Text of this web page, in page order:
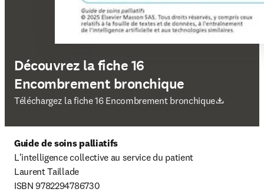
Découvrez la fiche 16
Encombrement bronchique
Téléchargez la fiche 16 Encombrement bronchique
S’ouvre dans une nouvelle fenêtre
Guide de soins palliatifs
L'intelligence collective au service du patient
Laurent Taillade
ISBN 9782294786730